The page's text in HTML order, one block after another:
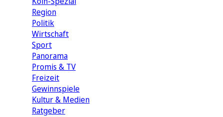
Region
Politik
Wirtschaft
Sport
Panorama
Promis & TV
Freizeit
Gewinnspiele
Kultur & Medien
Ratgeber